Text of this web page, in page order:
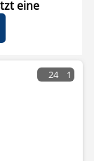
eine
24 1